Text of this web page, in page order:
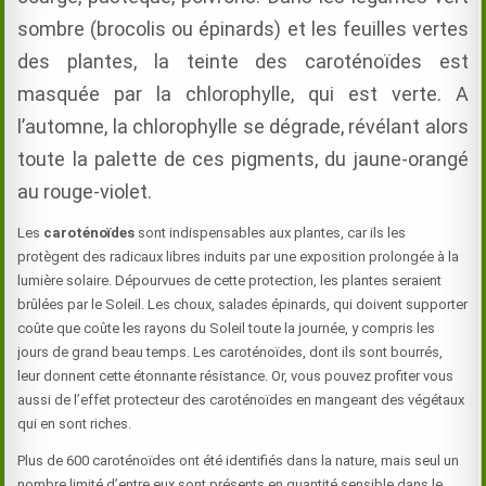
sombre (brocolis ou épinards) et les feuilles vertes
des plantes, la teinte des caroténoïdes est
masquée par la chlorophylle, qui est verte. A
l’automne, la chlorophylle se dégrade, révélant alors
toute la palette de ces pigments, du jaune-orangé
au rouge-violet.
Les caroténoïdes sont indispensables aux plantes, car ils les
protègent des radicaux libres induits par une exposition prolongée à la
lumière solaire. Dépourvues de cette protection, les plantes seraient
brûlées par le Soleil. Les choux, salades épinards, qui doivent supporter
coûte que coûte les rayons du Soleil toute la journée, y compris les
jours de grand beau temps. Les caroténoïdes, dont ils sont bourrés,
leur donnent cette étonnante résistance. Or, vous pouvez profiter vous
aussi de l’effet protecteur des caroténoïdes en mangeant des végétaux
qui en sont riches.
Plus de 600 caroténoïdes ont été identifiés dans la nature, mais seul un